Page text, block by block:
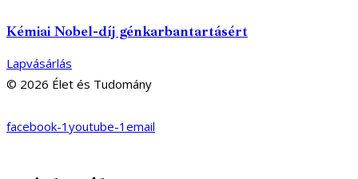
Kémiai Nobel-díj génkarbantartásért
Lapvásárlás
© 2026 Élet és Tudomány
facebook-1 youtube-1 email